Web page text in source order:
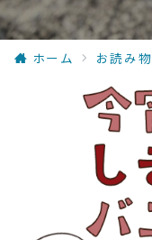
ホーム お読み物